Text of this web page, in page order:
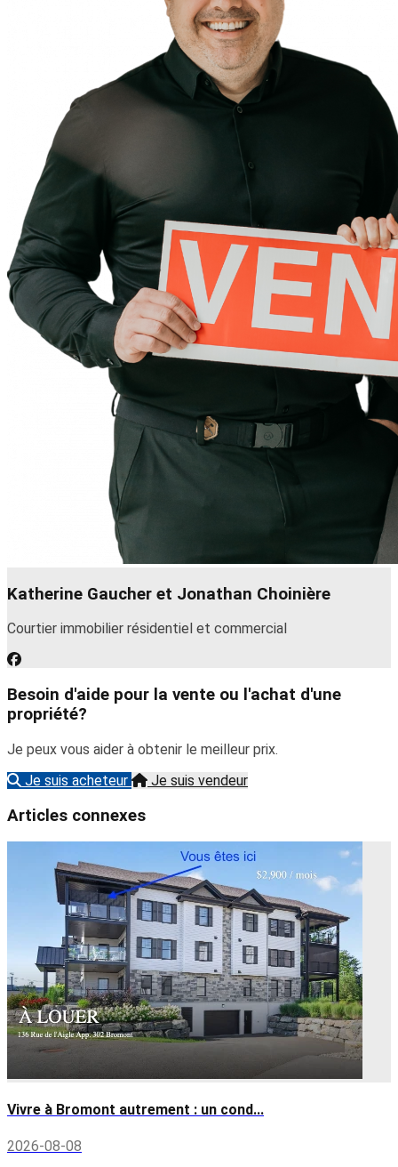
Katherine Gaucher et Jonathan Choinière
Courtier immobilier résidentiel et commercial
Besoin d'aide pour la vente ou l'achat d'une
propriété?
Je peux vous aider à obtenir le meilleur prix.
Je suis acheteur
Je suis vendeur
Articles connexes
Vivre à Bromont autrement : un cond...
2026-08-08